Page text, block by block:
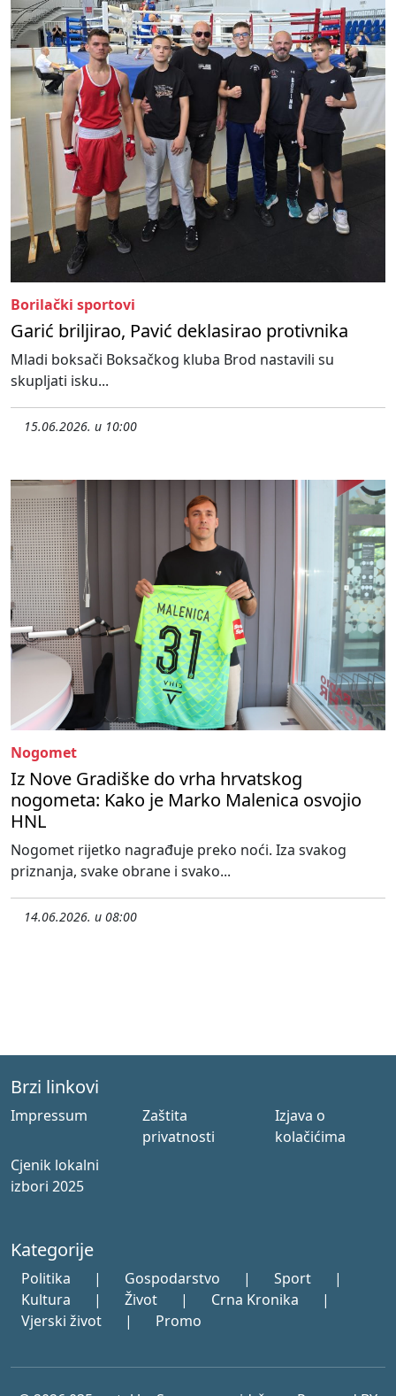
Borilački sportovi
Garić briljirao, Pavić deklasirao protivnika
Mladi boksači Boksačkog kluba Brod nastavili su
skupljati isku...
15.06.2026. u 10:00
Nogomet
Iz Nove Gradiške do vrha hrvatskog
nogometa: Kako je Marko Malenica osvojio
HNL
Nogomet rijetko nagrađuje preko noći. Iza svakog
priznanja, svake obrane i svako...
14.06.2026. u 08:00
Brzi linkovi
Impressum
Zaštita
privatnosti
Izjava o
kolačićima
Cjenik lokalni
izbori 2025
Kategorije
Politika | Gospodarstvo | Sport
|
Kultura
| Život | Crna Kronika
|
Vjerski život
| Promo